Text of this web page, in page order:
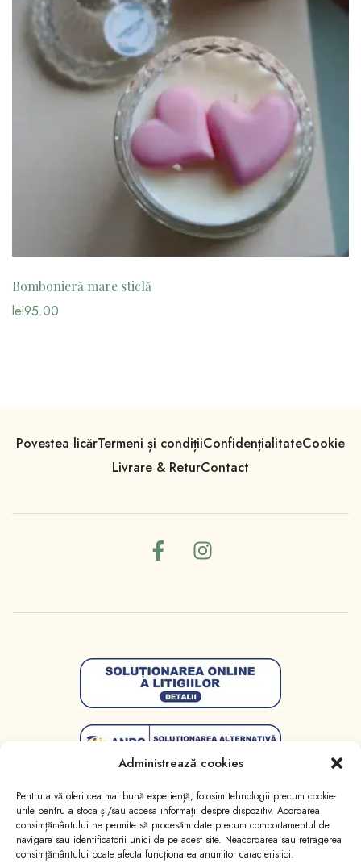
Administrează cookies
Pentru a vă oferi cea mai bună experiență, folosim tehnologii precum cookie-
urile pentru a stoca și/sau accesa informații despre dispozitiv. Acordarea
consimțământului ne permite să procesăm date precum comportamentul de
navigare sau identificatorii unici de pe acest site. Neacordarea sau retragerea
consimțământului poate afecta funcționarea anumitor caracteristici.
Bombonieră mare sticlă
lei95.00
Povestea licărTermeni și condițiiConfidențialitateCookie
Livrare & ReturContact